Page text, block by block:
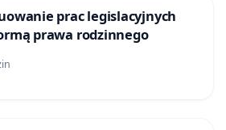
prac legislacyjnych
prawa rodzinnego